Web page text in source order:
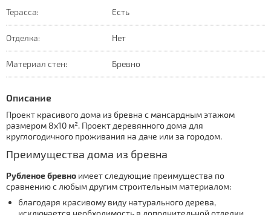
Терасса: Есть
Отделка: Нет
Материал стен: Бревно
Описание
Проект красивого дома из бревна с мансардным этажом
размером 8х10 м². Проект деревянного дома для
круглогодичного проживания на даче или за городом.
Преимущества дома из бревна
Рубленое бревно имеет следующие преимущества по
сравнению с любым другим строительным материалом:
благодаря красивому виду натурального дерева,
исключается необходимость в дополнительной отделки